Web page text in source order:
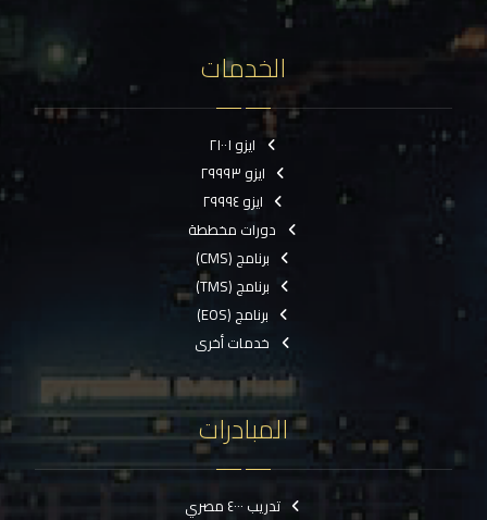
الخدمات
ايزو ٢١٠٠١
ايزو ٢٩٩٩٣
ايزو ٢٩٩٩٤
دورات مخططة
برنامج (CMS)
برنامج (TMS)
برنامج (EOS)
خدمات أخرى
المبادرات
تدريب ٤٠٠٠ مصري